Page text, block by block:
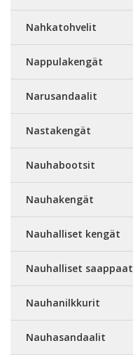
Nahkatohvelit
Nappulakengät
Narusandaalit
Nastakengät
Nauhabootsit
Nauhakengät
Nauhalliset kengät
Nauhalliset saappaat
Nauhanilkkurit
Nauhasandaalit